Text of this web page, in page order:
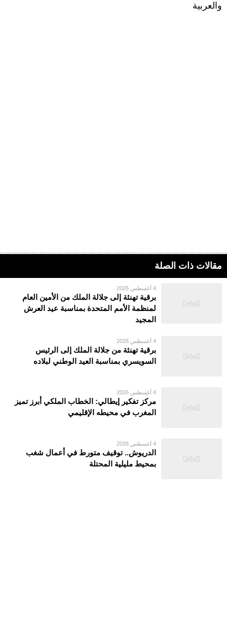
والعربية
مقالات ذات الصلة
4 أغسطس 2026
برقية تهنئة إلى جلالة الملك من الأمين العام
لمنظمة الأمم المتحدة بمناسبة عيد العرش
المجيد
4 أغسطس 2026
برقية تهنئة من جلالة الملك إلى الرئيس
السويسري بمناسبة العيد الوطني لبلاده
4 أغسطس 2026
مركز تفكير إيطالي: الخطاب الملكي أبرز تميز
المغرب في محيطه الإقليمي
4 أغسطس 2026
الدريوش.. توقيف متورط في أعمال شغب
بمحيط مليلية المحتلة